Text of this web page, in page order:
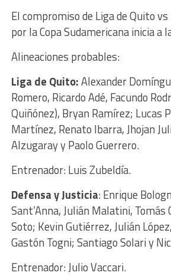
El compromiso de Liga de Quito
por la Copa Sudamericana inicia a
Alineaciones probables:
Liga de Quito:Alexander
Romero, Ricardo Adé, Facundo
Quiñónez), Bryan Ramírez; Lucas
Martínez, Renato Ibarra, Jhojan
Alzugaray y Paolo Guerrero.
Entrenador: Luis Zubeldía.
Defensa y Justicia: Enrique
Sant’Anna, Julián Malatini, Tomás
Soto; Kevin Gutiérrez, Julián
Gastón Togni; Santiago Solari y
Entrenador: Julio Vaccari.